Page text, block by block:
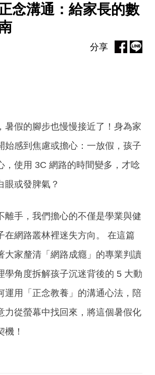
念溝通：給家長的數
分享
暑假的腳步也慢慢接近了！身為家
始感到焦慮或擔心：一放假，孩子
，使用 3C 網路的時間變多，才唸
眼或發脾氣？
離手，我們擔心的不僅是學業與健
在網路叢林裡迷失方向。 在這篇
大家釐清「網路成癮」的專業判讀
學角度拆解孩子沉迷背後的 5 大動
運用「正念教養」的溝通心法，陪
力從螢幕中找回來，將這個暑假化
！